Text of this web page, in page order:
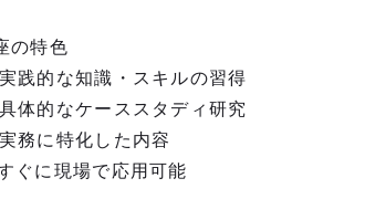
の特色
的な知識・スキルの習得
的なケーススタディ研究
に特化した内容
に現場で応用可能